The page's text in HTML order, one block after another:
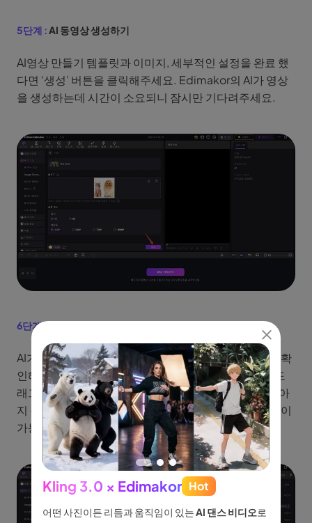
5단계 :AI 동영상 생성하기
AI영상 만들기 템플릿과 이미지, 세부적인 설정을 완료 했
다면 ‘생성’ 버튼을 클릭해주세요. Edimakor의 AI가 영상
을 생성하는데 시간이 소요되니 잠시만 기다려주세요.
6단계 :
AI가 만든 영상을 확인하려면 왼쪽의 ‘나의 창작물’에서 확
인해보세요. 생성된 강아지AI춤 영상을 타임라인으로 드
래그한 후 필요에 따라 추가 편집을 진행해주세요. AI강아
지 춤 어플 보다 다양한 기능을 제공하고 더 정교한 편집이
가능합니다.
나 물
Kling 3.0 × Edimakor Hot
어떤 사진이든 리듬과 움직임이 있는AI 댄스 비디오로
아이